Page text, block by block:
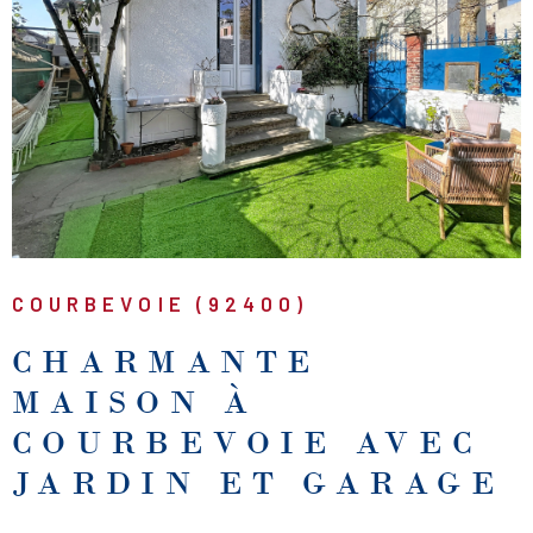
COURBEVOIE (92400)
CHARMANTE
MAISON À
COURBEVOIE AVEC
JARDIN ET GARAGE
VOIR LE BIEN